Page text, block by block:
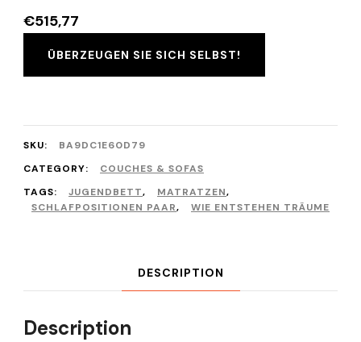
€515,77
ÜBERZEUGEN SIE SICH SELBST!
SKU:
BA9DC1E60D79
CATEGORY:
COUCHES & SOFAS
TAGS:
JUGENDBETT, MATRATZEN,
SCHLAFPOSITIONEN PAAR, WIE ENTSTEHEN TRÄUME
DESCRIPTION
Description